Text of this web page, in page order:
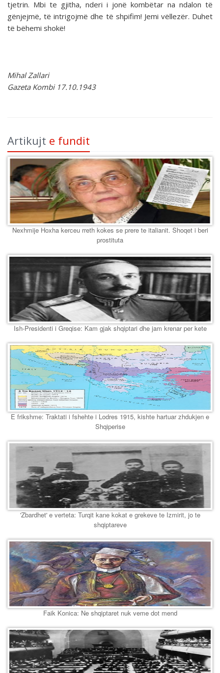
tjetrin. Mbi te gjitha, nderi i jonë kombëtar na ndalon të
gënjejmë, të intrigojmë dhe të shpifim! Jemi vëllezër. Duhet
të bëhemi shokë!
Mihal Zallari
Gazeta Kombi 17.10.1943
Artikujt e fundit
Nexhmije Hoxha kerceu rreth kokes se prere te italianit. Shoqet i beri
prostituta
Ish-Presidenti i Greqise: Kam gjak shqiptari dhe jam krenar per kete
E frikshme: Traktati i fshehte i Lodres 1915, kishte hartuar zhdukjen e
Shqiperise
'Zbardhet' e verteta: Turqit kane kokat e grekeve te Izmirit, jo te
shqiptareve
Faik Konica: Ne shqiptaret nuk veme dot mend